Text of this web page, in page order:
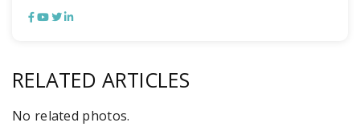
RELATED ARTICLES
No related photos.